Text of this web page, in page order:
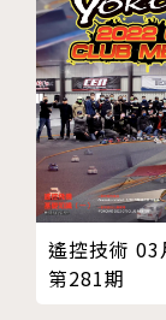
產業趨勢
因應伺服器
硬體月租月付
文◎郭思偉
傳統伺服器銷
競爭，全球伺
遙控技術
第281期